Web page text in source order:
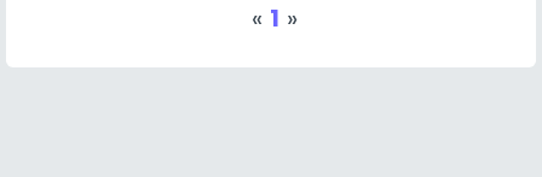
« 1 »